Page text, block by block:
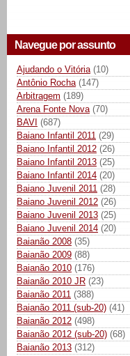
Navegue por assunto
Ajudando o Vitória (10)
Antônio Rocha (147)
Arbitragem (189)
Arena Fonte Nova (70)
BAVI (687)
Baiano Infantil 2011 (29)
Baiano Infantil 2012 (26)
Baiano Infantil 2013 (25)
Baiano Infantil 2014 (20)
Baiano Juvenil 2011 (28)
Baiano Juvenil 2012 (26)
Baiano Juvenil 2013 (25)
Baiano Juvenil 2014 (20)
Baianão 2008 (35)
Baianão 2009 (88)
Baianão 2010 (176)
Baianão 2010 JR (23)
Baianão 2011 (388)
Baianão 2011 (sub-20) (41)
Baianão 2012 (498)
Baianão 2012 (sub-20) (68)
Baianão 2013 (312)